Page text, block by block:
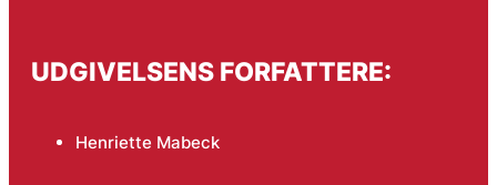
UDGIVELSENS FORFATTERE:
Henriette Mabeck